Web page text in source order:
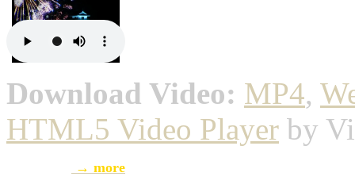
Download Video: MP4,
HTML5 Video Player by
→ more